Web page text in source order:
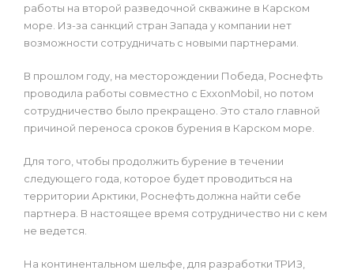
работы на второй разведочной скважине в Карском
море. Из-за санкций стран Запада у компании нет
возможности сотрудничать с новыми партнерами.
В прошлом году, на месторождении Победа, Роснефть
проводила работы совместно с ExxonMobil, но потом
сотрудничество было прекращено. Это стало главной
причиной переноса сроков бурения в Карском море.
Для того, чтобы продолжить бурение в течении
следующего года, которое будет проводиться на
территории Арктики, Роснефть должна найти себе
партнера. В настоящее время сотрудничество ни с кем
не ведется.
На континентальном шельфе, для разработки ТРИЗ,